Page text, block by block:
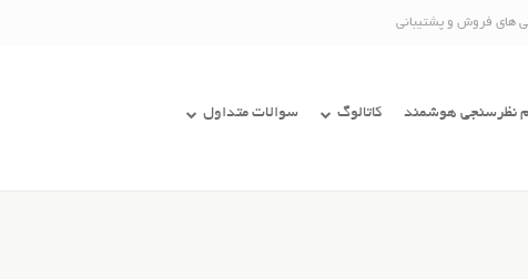
های فروش و پشتیبانی
نظرسنجی هوشمند کاتالوگ سوالات متداول